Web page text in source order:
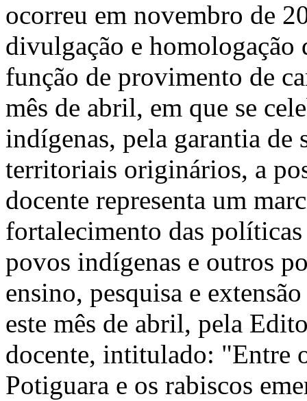
ocorreu em novembro de
divulgação e homologação
função de provimento de
mês de abril, em que se
indígenas, pela garantia de
territoriais originários, a
docente representa um
fortalecimento das
povos indígenas e outros
ensino, pesquisa e
este mês de abril, pela
docente, intitulado: "Entre
Potiguara e os rabiscos